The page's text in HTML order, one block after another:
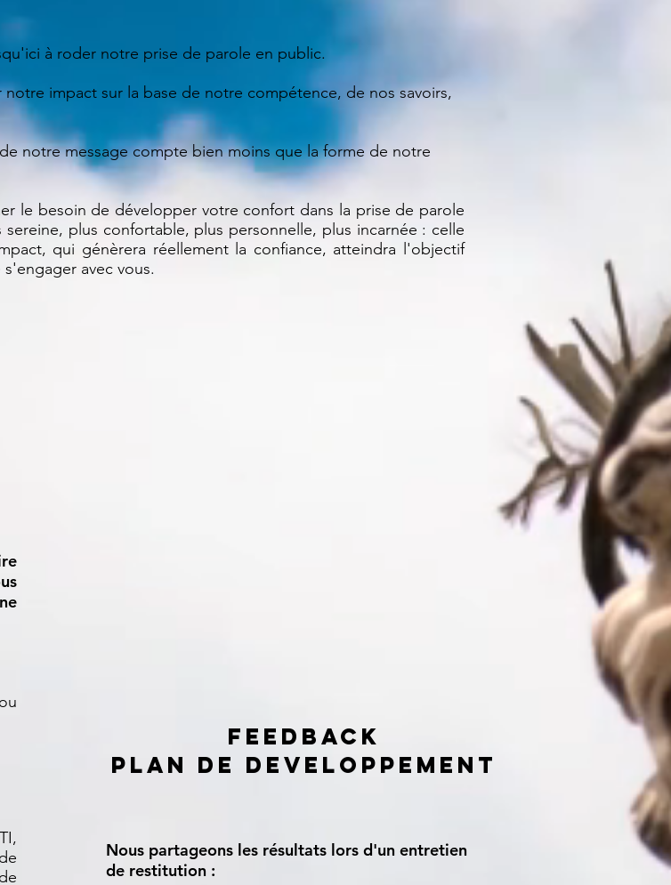
à roder notre prise de parole en public.
impact sur la base de notre compétence, de nos savoirs,
notre message compte bien moins que la forme de notre
le besoin de développer votre confort dans la prise de parole
plus confortable, plus personnelle, plus incarnée : celle
qui génèrera réellement la confiance, atteindra l'objectif
avec vous.
feedback
plan de developpement
Nous partageons les résultats lors d'un entretien
de restitution :